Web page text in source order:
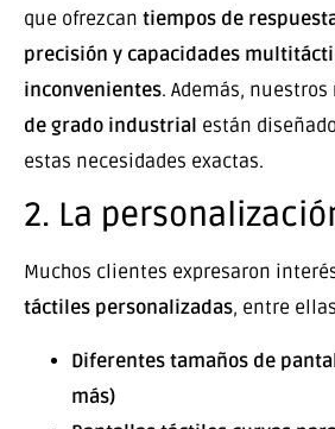
que ofrezcan tiempos de
precisión y capacidades
inconvenientes. Además, nuestros
de grado industrial están
estas necesidades exactas.
2. La
Muchos clientes expresaron
táctiles personalizadas, entre
Diferentes tamaños de
más)